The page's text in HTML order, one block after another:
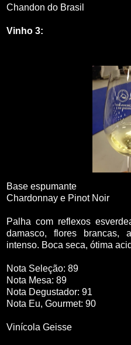
Chandon do Brasil
Vinho 3:
Base espumante
Chardonnay e Pinot Noir
Palha com reflexos
damasco, flores brancas,
intenso. Boca seca, ótima
Nota Seleção: 89
Nota Mesa: 89
Nota Degustador: 91
Nota Eu, Gourmet: 90
Vinícola Geisse